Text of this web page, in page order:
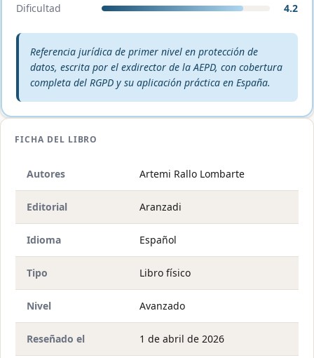
Dificultad
4.2
Veredicto editorial:
Referencia jurídica de primer nivel en protección de
datos, escrita por el exdirector de la AEPD, con cobertura
completa del RGPD y su aplicación práctica en España.
FICHA DEL LIBRO
Autores Artemi Rallo Lombarte
Editorial Aranzadi
Idioma Español
Tipo Libro físico
Nivel Avanzado
Reseñado el 1 de abril de 2026